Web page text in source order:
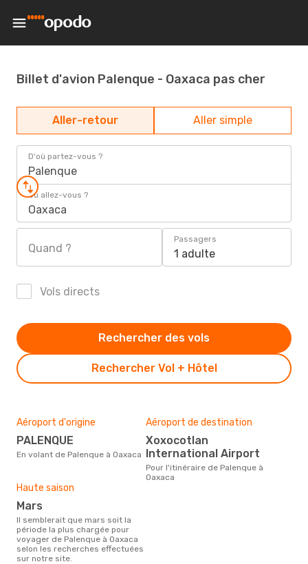
Billet d'avion Palenque - Oaxaca pas cher
Aller-retour Aller simple
D'où partez-vous ?
Palenque
Où allez-vous ?
Oaxaca
Quand ?
Passagers
1 adulte
Vols directs
Rechercher Vol + Hôtel
Rechercher des vols
Aéroport d'origine
PALENQUE
En volant de Palenque à Oaxaca
Aéroport de destination
Xoxocotlan
International Airport
Pour l'itinéraire de Palenque à
Oaxaca
Haute saison
mars
Il semblerait que mars soit la
période la plus chargée pour
voyager de Palenque à Oaxaca
selon les recherches effectuées
sur notre site.